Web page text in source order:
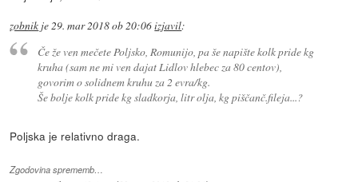
zobnik je29. mar 2018 ob 20:06izjavil:
Če že ven mečete Poljsko, Romunijo, pa še napište kolk pride kg
kruha (sam ne mi ven dajat Lidlov hlebec za 80 centov),
govorim o solidnem kruhu za 2 evra/kg.
Še bolje kolk pride kg sladkorja, litr olja, kg piščanč.fileja...?
Poljska je relativno draga.
Zgodovina sprememb…